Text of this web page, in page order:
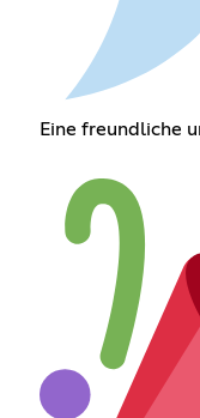
Eine freundliche